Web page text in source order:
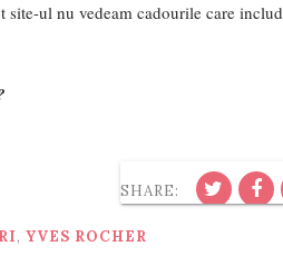
site-ul nu vedeam cadourile care includ
SHARE:
, YVES ROCHER